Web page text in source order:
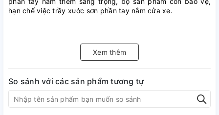
hạn chế việc trầy xước sơn phần tay nắm cửa xe.
Xem thêm
So sánh với các sản phẩm tương tự